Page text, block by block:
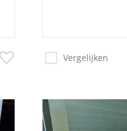
Vergelijken